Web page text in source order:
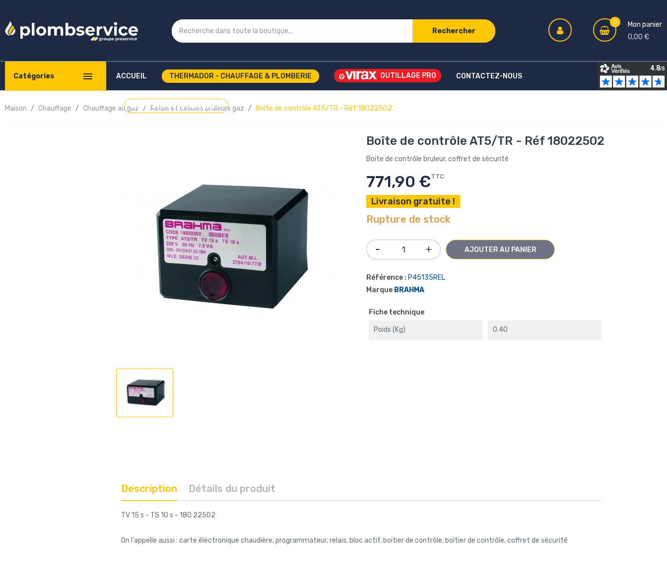
Rechercher
0
Mon panier
0,00 €
Catégories ACCUEIL THERMADOR - CHAUFFAGE & PLOMBERIE CONTACTEZ-NOUS
COMPTE PROFESSIONNEL
Maison Chauffage Chauffage au gaz Relais et cellules brûleurs gaz Boîte de contrôle AT5/TR - Réf 18022502
Boîte de contrôle AT5/TR - Réf 18022502
Boite de contrôle bruleur, coffret de sécurité
771,90 €TTC
Livraison gratuite !
Rupture de stock
AJOUTER AU PANIER
Référence : P45135REL
Marque BRAHMA
Fiche technique
Poids (kg) 0.40
Description Détails du produit
TV 15 s - TS 10 s - 180 22502
On l'appelle aussi : carte éléctronique chaudière, programmateur, relais, bloc actif, boitier de contrôle, boîtier de contrôle, coffret de sécurité